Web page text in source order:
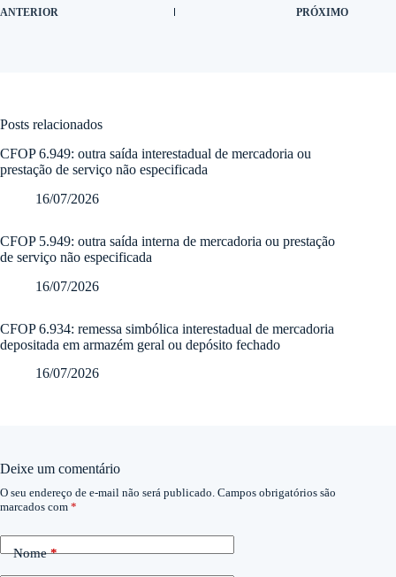
ANTERIOR PRÓXIMO
Posts relacionados
CFOP 6.949: outra saída interestadual de mercadoria ou
prestação de serviço não especificada
16/07/2026
CFOP 5.949: outra saída interna de mercadoria ou prestação
de serviço não especificada
16/07/2026
CFOP 6.934: remessa simbólica interestadual de mercadoria
depositada em armazém geral ou depósito fechado
16/07/2026
Deixe um comentário
O seu endereço de e-mail não será publicado. Campos obrigatórios são
marcados com *
Nome*